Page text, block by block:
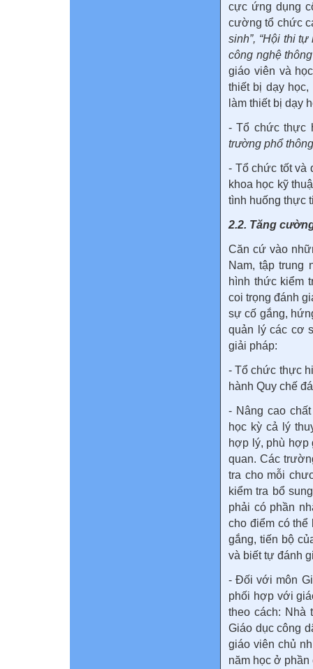
cực ứng dụng
cường tổ chức
sinh”, “Hội thi
công nghệ
giáo viên và
thiết bị dạy
làm thiết bị dạy
- Tổ chức thực
trường phổ
- Tổ chức tốt và
khoa học kỹ
tình huống thực
2.2. Tăng
Căn cứ vào
Nam, tập trung
hình thức kiểm
coi trọng đánh
sự cố gắng,
quản lý các cơ
giải pháp:
- Tổ chức thực
hành Quy chế
- Nâng cao
học kỳ cả lý
hợp lý, phù hợp
quan. Các
tra cho mỗi
kiểm tra bổ
phải có phần
cho điểm có
gắng, tiến bộ
và biết tự đánh
- Đối với môn
phối hợp với
theo cách: Nhà
Giáo dục công
giáo viên chủ
năm học ở phần